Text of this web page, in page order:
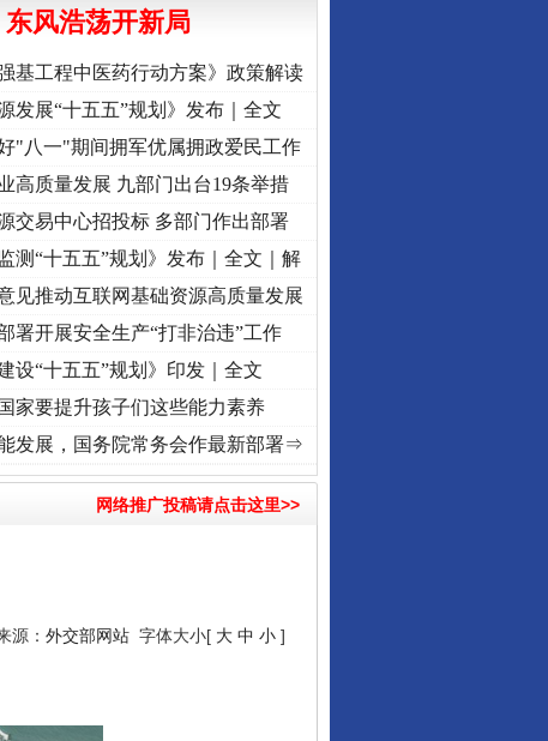
牢记初心使命 奋进复兴征程丨“转折之城”激荡..
东风浩荡开新局
基工程中医药行动方案》政策解读
发展“十五五”规划》发布｜全文
"八一"期间拥军优属拥政爱民工作
高质量发展 九部门出台19条举措
交易中心招投标 多部门作出部署
测“十五五”规划》发布｜全文｜解
见推动互联网基础资源高质量发展
署开展安全生产“打非治违”工作
设“十五五”规划》印发｜全文
家要提升孩子们这些能力素养
发展，国务院常务会作最新部署⇒
网络推广投稿请点击这里>>
源： 外交部网站 字体大小[ 大 中 小 ]